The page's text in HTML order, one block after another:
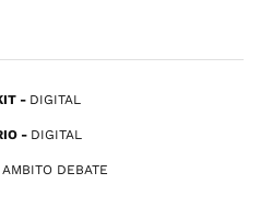
DIGITAL
DIGITAL
AMBITO DEBATE